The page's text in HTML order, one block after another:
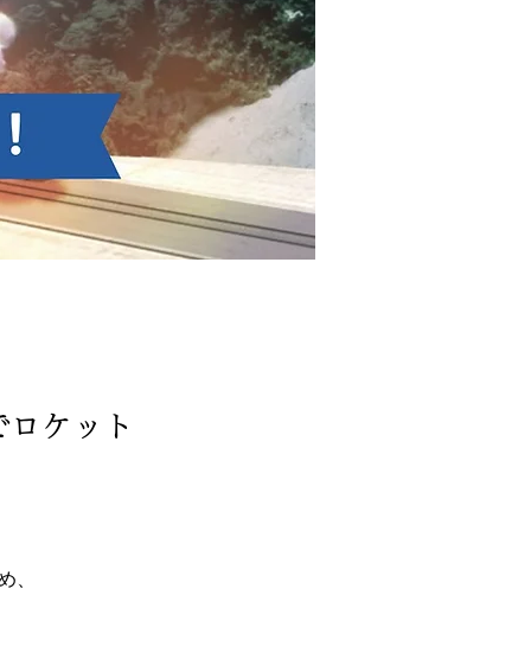
ケット
、